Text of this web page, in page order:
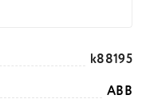
k88195
ABB